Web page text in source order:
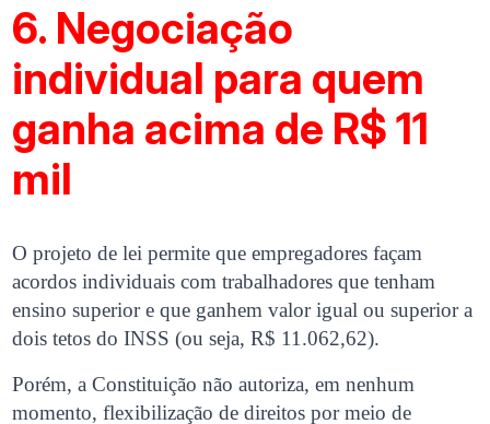
6. Negociação
individual para quem
ganha acima de R$ 11
mil
O projeto de lei permite que empregadores façam
acordos individuais com trabalhadores que tenham
ensino superior e que ganhem valor igual ou superior a
dois tetos do INSS (ou seja, R$ 11.062,62).
Porém, a Constituição não autoriza, em nenhum
momento, flexibilização de direitos por meio de